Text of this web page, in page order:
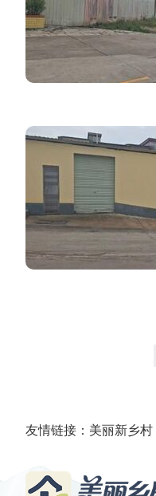
友情链接： 美丽新乡村